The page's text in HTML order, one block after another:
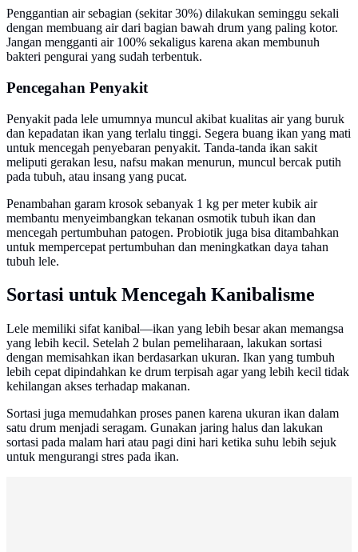
Penggantian air sebagian (sekitar 30%) dilakukan seminggu sekali
dengan membuang air dari bagian bawah drum yang paling kotor.
Jangan mengganti air 100% sekaligus karena akan membunuh
bakteri pengurai yang sudah terbentuk.
Pencegahan Penyakit
Penyakit pada lele umumnya muncul akibat kualitas air yang buruk
dan kepadatan ikan yang terlalu tinggi. Segera buang ikan yang mati
untuk mencegah penyebaran penyakit. Tanda-tanda ikan sakit
meliputi gerakan lesu, nafsu makan menurun, muncul bercak putih
pada tubuh, atau insang yang pucat.
Penambahan garam krosok sebanyak 1 kg per meter kubik air
membantu menyeimbangkan tekanan osmotik tubuh ikan dan
mencegah pertumbuhan patogen. Probiotik juga bisa ditambahkan
untuk mempercepat pertumbuhan dan meningkatkan daya tahan
tubuh lele.
Sortasi untuk Mencegah Kanibalisme
Lele memiliki sifat kanibal—ikan yang lebih besar akan memangsa
yang lebih kecil. Setelah 2 bulan pemeliharaan, lakukan sortasi
dengan memisahkan ikan berdasarkan ukuran. Ikan yang tumbuh
lebih cepat dipindahkan ke drum terpisah agar yang lebih kecil tidak
kehilangan akses terhadap makanan.
Sortasi juga memudahkan proses panen karena ukuran ikan dalam
satu drum menjadi seragam. Gunakan jaring halus dan lakukan
sortasi pada malam hari atau pagi dini hari ketika suhu lebih sejuk
untuk mengurangi stres pada ikan.